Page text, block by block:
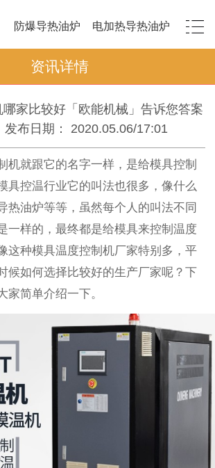
防爆导热油炉 电加热导热油炉
资讯详情
家比较好「欧能机械」告诉您答案
发布日期： 2020.05.06/17:01
机就跟它的名字一样，是给模具控制
具控温行业它的叫法也很多，像什么
热油炉等等，虽然每个人的叫法不同
一样的，最终都是给模具来控制温度
这种模具温度控制机厂家特别多，平
候如何选择比较好的生产厂家呢？下
家简单介绍一下。